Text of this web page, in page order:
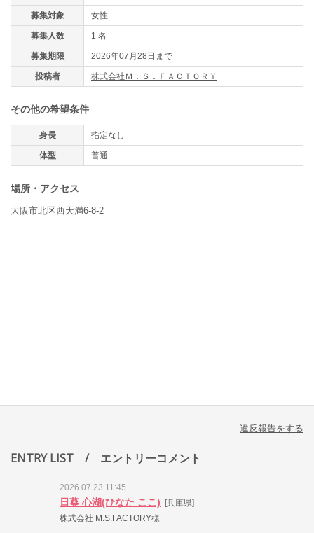
募集対象 女性
募集人数 1 名
募集期限 2026年07月28日まで
投稿者 株式会社Ｍ．Ｓ．ＦＡＣＴＯＲＹ
その他の希望条件
身長 指定なし
体型 普通
場所・アクセス
大阪市北区西天満6-8-2
違反報告をする
ENTRY LIST / エントリーコメント
2026.07.23 11:45
日葵 心湖(ひなた ここ)
[兵庫県]
株式会社 M.S.FACTORY様